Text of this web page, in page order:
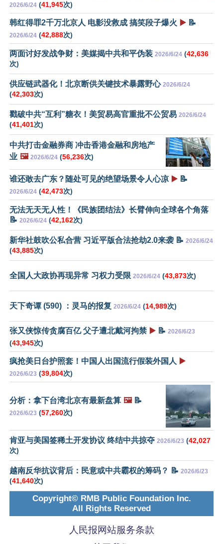
2026/6/24 (41,945次)
韩红得罪2千万北京人 电影没救成 搞笑段子爆火 ▶️ 📝
2026/6/24 (42,888次)
两面讨好发战争财：美媒揭中共和平伪装 2026/6/24 (42,636
次)
供应链武器化！北京断供关键技术暴露野心 2026/6/24
(42,303次)
戳破中共“互利”糖衣！美贸易高官重批不公贸易 2026/6/24
(41,401次)
中共打击金融券商 冲击香港金融和房地产
业 🖼️ 2026/6/24 (56,236次)
谁还敢去广东？随处可见的绝望场景令人心凉 ▶️ 📝
2026/6/24 (42,473次)
无法无天无人性！《民族团结法》长臂伸向全球各个角落
📝 2026/6/24 (42,162次)
新华社鼓吹公私合营 习近平版合法抢劫2.0来袭 📝 2026/6/24
(43,885次)
全国人大政协再现异常 习权力受限 2026/6/24 (43,873次)
天下奇谭 (590) ：灵马的报复 2026/6/24 (14,989次)
张又侠惊传贪腐百亿 父子遭北戴河拘禁 ▶️ 📝 2026/6/23
(43,945次)
疯抢美日台护照套！中国人出国流行假装外国人 ▶️
2026/6/23 (39,804次)
分析：拿下台湾北京有最新盘算 🖼️📝
2026/6/23 (57,260次)
肯亚与美国签稀土开发协议 终结中共掠夺 2026/6/23 (42,027
次)
越南反华抗议背后：民意或中共霸权的筹码？ 📝 2026/6/23
(41,640次)
Copyright© RMB Public Foundation Inc.
All Rights Reserved
人民报网站服务条款